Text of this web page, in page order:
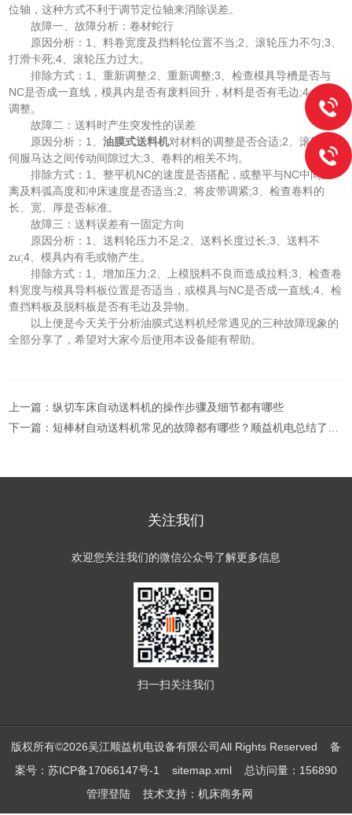
位轴，这种方式不利于调节定位轴来消除误差。
故障一、故障分析：卷材蛇行
原因分析：1、料卷宽度及挡料轮位置不当;2、滚轮压力不匀;3、
打滑卡死;4、滚轮压力过大。
排除方式：1、重新调整;2、重新调整;3、检查模具导槽是否与
NC是否成一直线，模具内是否有废料回升，材料是否有毛边;4、重新
调整。
故障二：送料时产生突发性的误差
原因分析：1、油膜式送料机对材料的调整是否合适;2、滚轮与
伺服马达之间传动间隙过大;3、卷料的相关不均。
排除方式：1、整平机NC的速度是否搭配，或整平与NC中间距
离及料弧高度和冲床速度是否适当;2、将皮带调紧;3、检查卷料的
长、宽、厚是否标准。
故障三：送料误差有一固定方向
原因分析：1、送料轮压力不足;2、送料长度过长;3、送料不
zu;4、模具内有毛或物产生。
排除方式：1、增加压力;2、上模脱料不良而造成拉料;3、检查卷
料宽度与模具导料板位置是否适当，或模具与NC是否成一直线;4、检
查挡料板及脱料板是否有毛边及异物。
以上便是今天关于分析油膜式送料机经常遇见的三种故障现象的
全部分享了，希望对大家今后使用本设备能有帮助。
上一篇：纵切车床自动送料机的操作步骤及细节都有哪些
下一篇： 短棒材自动送料机常见的故障都有哪些？顺益机电总结了5点
关注我们
欢迎您关注我们的微信公众号了解更多信息
扫一扫关注我们
版权所有©2026吴江顺益机电设备有限公司All Rights Reserved 备
案号：苏ICP备17066147号-1
sitemap.xml总访问量：156890
管理登陆技术支持： 机床商务网